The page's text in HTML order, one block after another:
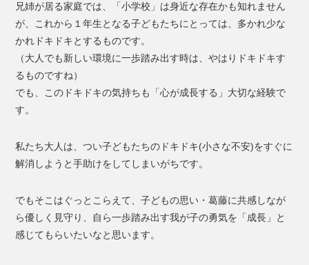
兄姉が居る家庭では、「小学校」は身近な存在かも知れません
が、これから１年生となる子どもたちにとっては、多かれ少な
かれドキドキとするものです。
（大人でも新しい環境に一歩踏み出す時は、やはりドキドキす
るものですね）
でも、このドキドキの気持ちも「心が成長する」大切な経験で
す。
私たち大人は、つい子どもたちのドキドキ(小さな不安)をすぐに
解消しようと手助けをしてしまいがちです。
でもそこはぐっとこらえて、子どもの思い・葛藤に共感しなが
ら優しく見守り、自ら一歩踏み出す我が子の勇気を「成長」と
感じてもらいたいなと思います。